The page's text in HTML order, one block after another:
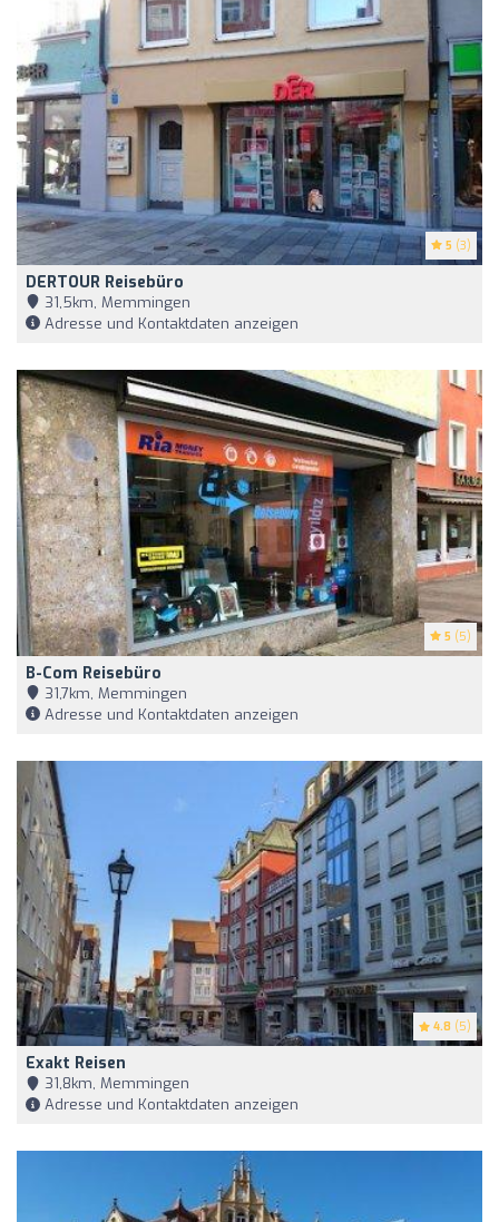
5 (3)
DERTOUR Reisebüro
31,5km, Memmingen
Adresse und Kontaktdaten anzeigen
5 (5)
B-Com Reisebüro
31,7km, Memmingen
Adresse und Kontaktdaten anzeigen
4.8 (5)
Exakt Reisen
31,8km, Memmingen
Adresse und Kontaktdaten anzeigen